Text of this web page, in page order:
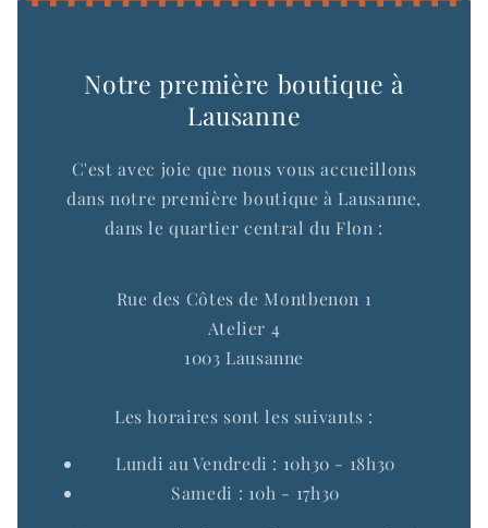
Notre première boutique à
Lausanne
C'est avec joie que nous vous accueillons
dans notre première boutique à Lausanne,
dans le quartier central du Flon :
Rue des Côtes de Montbenon 1
Atelier 4
1003 Lausanne
Les horaires sont les suivants :
Lundi au Vendredi : 10h30 - 18h30
Samedi : 10h - 17h30